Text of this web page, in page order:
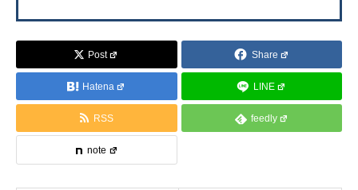
Post Share
Hatena LINE
RSS feedly
note